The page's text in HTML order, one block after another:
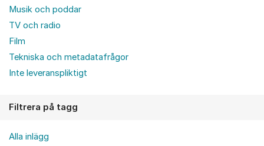
Musik och poddar
TV och radio
Film
Tekniska och metadatafrågor
Inte leveranspliktigt
Filtrera på tagg
Alla inlägg